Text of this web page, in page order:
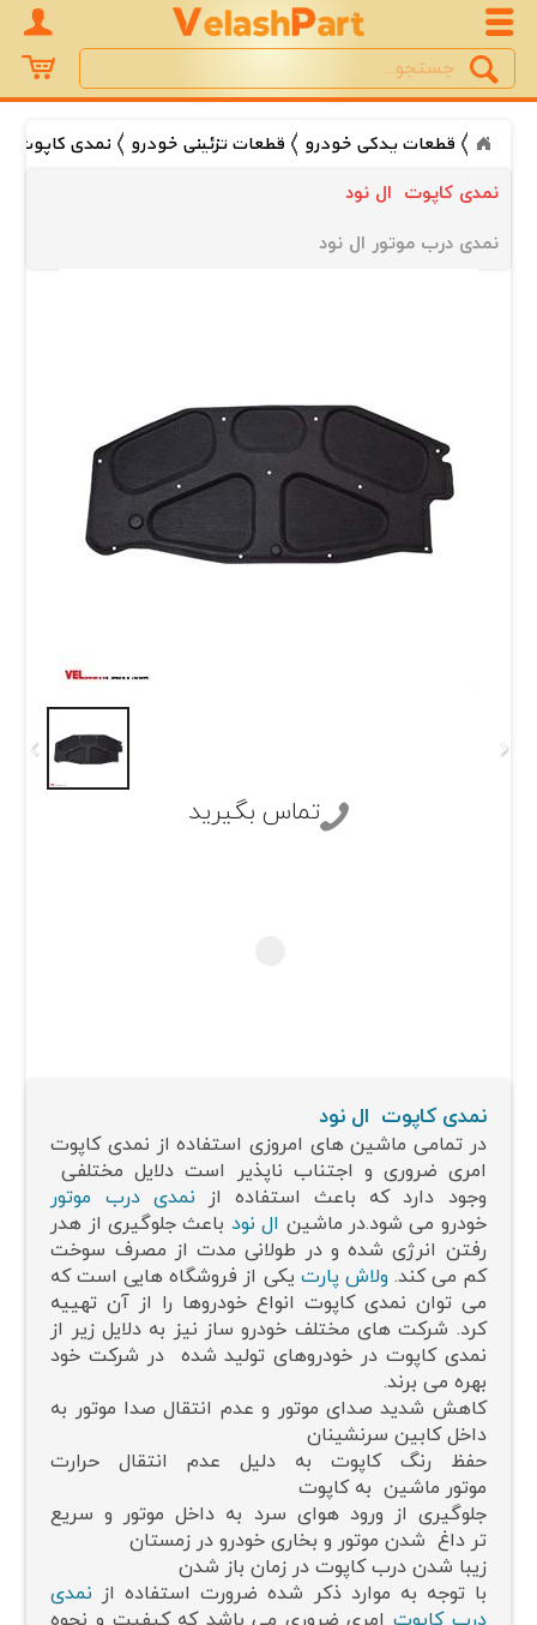
قطعات یدکی خودرو قطعات تزئینی خودرو نمدی کاپوت
نمدی کاپوت  ال نود
نمدی درب موتور ال نود
تماس بگیرید
نمدی کاپوت ال نود
در تمامی ماشین های امروزی استفاده از نمدی کاپوت
امری ضروری و اجتناب ناپذیر است دلایل مختلفی
وجود دارد که باعث استفاده از نمدی درب موتور
خودرو می شود.در ماشین ال نود باعث جلوگیری از هدر
رفتن انرژی شده و در طولانی مدت از مصرف سوخت
کم می کند. ولاش پارت یکی از فروشگاه هایی است که
می توان نمدی کاپوت انواع خودروها را از آن تهییه
کرد. شرکت های مختلف خودرو ساز نیز به دلایل زیر از
نمدی کاپوت در خودروهای تولید شده در شرکت خود
بهره می برند.
کاهش شدید صدای موتور و عدم انتقال صدا موتور به
داخل کابین سرنشینان
حفظ رنگ کاپوت به دلیل عدم انتقال حرارت
موتور ماشین به کاپوت
جلوگیری از ورود هوای سرد به داخل موتور و سریع
تر داغ شدن موتور و بخاری خودرو در زمستان
زیبا شدن درب کاپوت در زمان باز شدن
با توجه به موارد ذکر شده ضرورت استفاده از نمدی
Search
جستجو